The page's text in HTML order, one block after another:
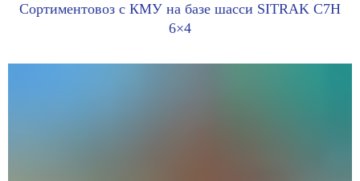
Сортиментовоз с КМУ на базе шасси SITRAK C7H
6×4